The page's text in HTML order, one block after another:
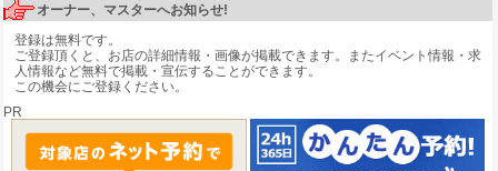
オーナー、マスターへお知らせ!
登録は無料です。
ご登録頂くと、お店の詳細情報・画像が掲載できます。またイベント情報・求
人情報など無料で掲載・宣伝することができます。
この機会にご登録ください。
PR